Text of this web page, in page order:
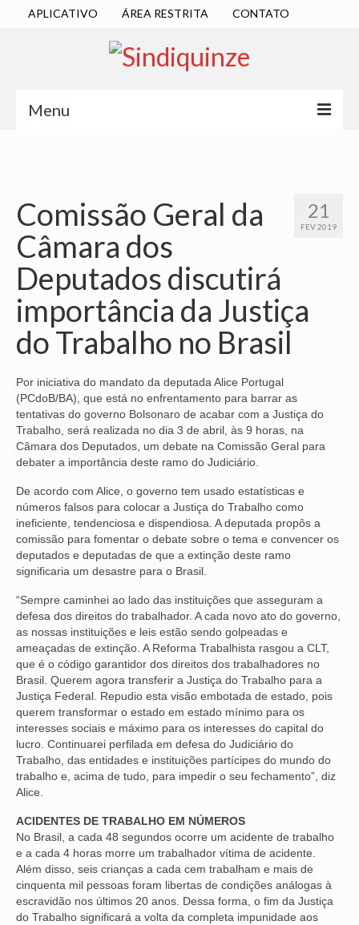
APLICATIVO ÁREA RESTRITA CONTATO
Menu
DIRETORIA EXECUTIVA
ESTATUTO
ATAS
LOCALIZAÇÃO
QUEM SOMOS
NOSSA HISTÓRIA
SUBSEDES
ARAÇATUBA
PRESIDENTE PRUDENTE
RIBEIRÃO PRETO
SÃO JOSÉ DOS CAMPOS
SÃO JOSÉ DO RIO PRETO
SOROCABA
NOTÍCIAS
BOLETIM
VÍDEOS
CONVÊNIOS
JURÍDICO
NÚCLEOS
APOSENTADOS
21
FEV 2019
Comissão Geral da
Câmara dos
Deputados discutirá
importância da Justiça
do Trabalho no Brasil
Por iniciativa do mandato da deputada Alice Portugal
(PCdoB/BA), que está no enfrentamento para barrar as
tentativas do governo Bolsonaro de acabar com a Justiça do
Trabalho, será realizada no dia 3 de abril, às 9 horas, na
Câmara dos Deputados, um debate na Comissão Geral para
debater a importância deste ramo do Judiciário.
De acordo com Alice, o governo tem usado estatísticas e
números falsos para colocar a Justiça do Trabalho como
ineficiente, tendenciosa e dispendiosa. A deputada propôs a
comissão para fomentar o debate sobre o tema e convencer os
deputados e deputadas de que a extinção deste ramo
significaria um desastre para o Brasil.
“Sempre caminhei ao lado das instituições que asseguram a
defesa dos direitos do trabalhador. A cada novo ato do governo,
as nossas instituições e leis estão sendo golpeadas e
ameaçadas de extinção. A Reforma Trabalhista rasgou a CLT,
que é o código garantidor dos direitos dos trabalhadores no
Brasil. Querem agora transferir a Justiça do Trabalho para a
Justiça Federal. Repudio esta visão embotada de estado, pois
querem transformar o estado em estado mínimo para os
interesses sociais e máximo para os interesses do capital do
lucro. Continuarei perfilada em defesa do Judiciário do
Trabalho, das entidades e instituições partícipes do mundo do
trabalho e, acima de tudo, para impedir o seu fechamento”, diz
Alice.
ACIDENTES DE TRABALHO EM NÚMEROS
No Brasil, a cada 48 segundos ocorre um acidente de trabalho
e a cada 4 horas morre um trabalhador vítima de acidente.
Além disso, seis crianças a cada cem trabalham e mais de
cinquenta mil pessoas foram libertas de condições análogas à
escravidão nos últimos 20 anos. Dessa forma, o fim da Justiça
do Trabalho significará a volta da completa impunidade aos